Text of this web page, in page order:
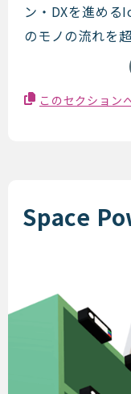
ン・DXを進める
のモノの流れを
このセクション
Space